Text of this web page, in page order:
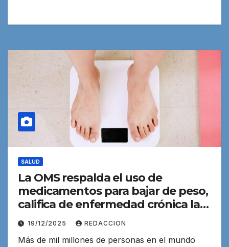
SALUD
La OMS respalda el uso de
medicamentos para bajar de peso,
califica de enfermedad crónica la
obesidad
19/12/2025 REDACCION
Más de mil millones de personas en el mundo